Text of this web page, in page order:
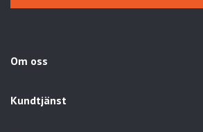
Om oss
Kundtjänst